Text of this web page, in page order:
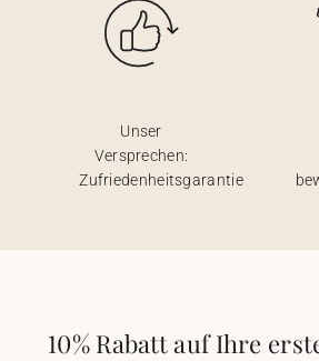
Unser
Versprechen:
Zufriedenheitsgarantie
10% Rabatt auf Ihre